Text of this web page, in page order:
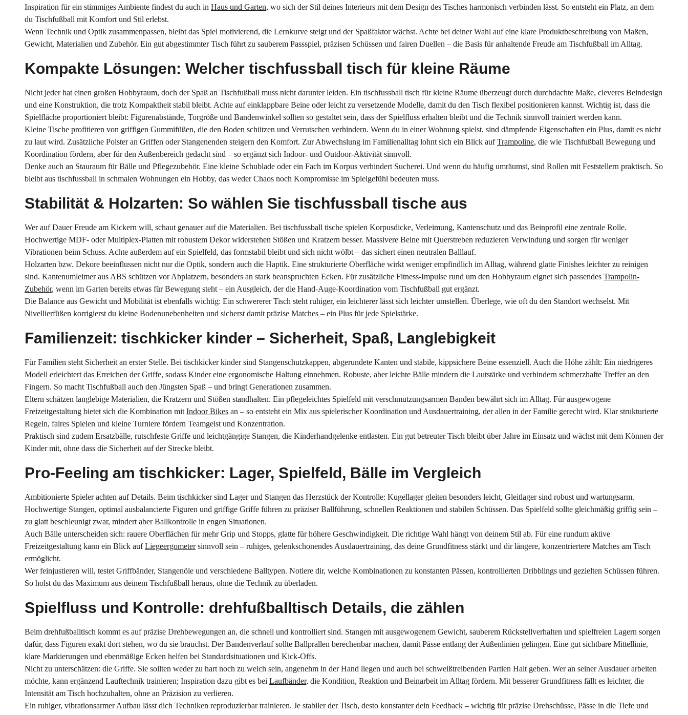
Inspiration für ein stimmiges Ambiente findest du auch in Haus und Garten, wo sich der Stil deines Interieurs mit dem Design des Tisches harmonisch verbinden lässt. So entsteht ein Platz, an dem
du Tischfußball mit Komfort und Stil erlebst.
Wenn Technik und Optik zusammenpassen, bleibt das Spiel motivierend, die Lernkurve steigt und der Spaßfaktor wächst. Achte bei deiner Wahl auf eine klare Produktbeschreibung von Maßen,
Gewicht, Materialien und Zubehör. Ein gut abgestimmter Tisch führt zu sauberem Passspiel, präzisen Schüssen und fairen Duellen – die Basis für anhaltende Freude am Tischfußball im Alltag.
Kompakte Lösungen: Welcher tischfussball tisch für kleine Räume
Nicht jeder hat einen großen Hobbyraum, doch der Spaß an Tischfußball muss nicht darunter leiden. Ein tischfussball tisch für kleine Räume überzeugt durch durchdachte Maße, cleveres Beindesign
und eine Konstruktion, die trotz Kompaktheit stabil bleibt. Achte auf einklappbare Beine oder leicht zu versetzende Modelle, damit du den Tisch flexibel positionieren kannst. Wichtig ist, dass die
Spielfläche proportioniert bleibt: Figurenabstände, Torgröße und Bandenwinkel sollten so gestaltet sein, dass der Spielfluss erhalten bleibt und die Technik sinnvoll trainiert werden kann.
Kleine Tische profitieren von griffigen Gummifüßen, die den Boden schützen und Verrutschen verhindern. Wenn du in einer Wohnung spielst, sind dämpfende Eigenschaften ein Plus, damit es nicht
zu laut wird. Zusätzliche Polster an Griffen oder Stangenenden steigern den Komfort. Zur Abwechslung im Familienalltag lohnt sich ein Blick aufTrampoline, die wie Tischfußball Bewegung und
Koordination fördern, aber für den Außenbereich gedacht sind – so ergänzt sich Indoor- und Outdoor-Aktivität sinnvoll.
Denke auch an Stauraum für Bälle und Pflegezubehör. Eine kleine Schublade oder ein Fach im Korpus verhindert Sucherei. Und wenn du häufig umräumst, sind Rollen mit Feststellern praktisch. So
bleibt aus tischfussball in schmalen Wohnungen ein Hobby, das weder Chaos noch Kompromisse im Spielgefühl bedeuten muss.
Stabilität & Holzarten: So wählen Sie tischfussball tische aus
Wer auf Dauer Freude am Kickern will, schaut genauer auf die Materialien. Bei tischfussball tische spielen Korpusdicke, Verleimung, Kantenschutz und das Beinprofil eine zentrale Rolle.
Hochwertige MDF- oder Multiplex-Platten mit robustem Dekor widerstehen Stößen und Kratzern besser. Massivere Beine mit Querstreben reduzieren Verwindung und sorgen für weniger
Vibrationen beim Schuss. Achte außerdem auf ein Spielfeld, das formstabil bleibt und sich nicht wölbt – das sichert einen neutralen Balllauf.
Holzarten bzw. Dekore beeinflussen nicht nur die Optik, sondern auch die Haptik. Eine strukturierte Oberfläche wirkt weniger empfindlich im Alltag, während glatte Finishes leichter zu reinigen
sind. Kantenumleimer aus ABS schützen vor Abplatzern, besonders an stark beanspruchten Ecken. Für zusätzliche Fitness-Impulse rund um den Hobbyraum eignet sich passendes Trampolin-
Zubehör, wenn im Garten bereits etwas für Bewegung steht – ein Ausgleich, der die Hand-Auge-Koordination vom Tischfußball gut ergänzt.
Die Balance aus Gewicht und Mobilität ist ebenfalls wichtig: Ein schwererer Tisch steht ruhiger, ein leichterer lässt sich leichter umstellen. Überlege, wie oft du den Standort wechselst. Mit
Nivellierfüßen korrigierst du kleine Bodenunebenheiten und sicherst damit präzise Matches – ein Plus für jede Spielstärke.
Familienzeit: tischkicker kinder – Sicherheit, Spaß, Langlebigkeit
Für Familien steht Sicherheit an erster Stelle. Bei tischkicker kinder sind Stangenschutzkappen, abgerundete Kanten und stabile, kippsichere Beine essenziell. Auch die Höhe zählt: Ein niedrigeres
Modell erleichtert das Erreichen der Griffe, sodass Kinder eine ergonomische Haltung einnehmen. Robuste, aber leichte Bälle mindern die Lautstärke und verhindern schmerzhafte Treffer an den
Fingern. So macht Tischfußball auch den Jüngsten Spaß – und bringt Generationen zusammen.
Eltern schätzen langlebige Materialien, die Kratzern und Stößen standhalten. Ein pflegeleichtes Spielfeld mit verschmutzungsarmen Banden bewährt sich im Alltag. Für ausgewogene
Freizeitgestaltung bietet sich die Kombination mit Indoor Bikes an – so entsteht ein Mix aus spielerischer Koordination und Ausdauertraining, der allen in der Familie gerecht wird. Klar strukturierte
Regeln, faires Spielen und kleine Turniere fördern Teamgeist und Konzentration.
Praktisch sind zudem Ersatzbälle, rutschfeste Griffe und leichtgängige Stangen, die Kinderhandgelenke entlasten. Ein gut betreuter Tisch bleibt über Jahre im Einsatz und wächst mit dem Können der
Kinder mit, ohne dass die Sicherheit auf der Strecke bleibt.
Pro-Feeling am tischkicker: Lager, Spielfeld, Bälle im Vergleich
Ambitionierte Spieler achten auf Details. Beim tischkicker sind Lager und Stangen das Herzstück der Kontrolle: Kugellager gleiten besonders leicht, Gleitlager sind robust und wartungsarm.
Hochwertige Stangen, optimal ausbalancierte Figuren und griffige Griffe führen zu präziser Ballführung, schnellen Reaktionen und stabilen Schüssen. Das Spielfeld sollte gleichmäßig griffig sein –
zu glatt beschleunigt zwar, mindert aber Ballkontrolle in engen Situationen.
Auch Bälle unterscheiden sich: rauere Oberflächen für mehr Grip und Stopps, glatte für höhere Geschwindigkeit. Die richtige Wahl hängt von deinem Stil ab. Für eine rundum aktive
Freizeitgestaltung kann ein Blick aufLiegeergometersinnvoll sein – ruhiges, gelenkschonendes Ausdauertraining, das deine Grundfitness stärkt und dir längere, konzentriertere Matches am Tisch
ermöglicht.
Wer feinjustieren will, testet Griffbänder, Stangenöle und verschiedene Balltypen. Notiere dir, welche Kombinationen zu konstanten Pässen, kontrollierten Dribblings und gezielten Schüssen führen.
So holst du das Maximum aus deinem Tischfußball heraus, ohne die Technik zu überladen.
Spielfluss und Kontrolle: drehfußballtisch Details, die zählen
Beim drehfußballtisch kommt es auf präzise Drehbewegungen an, die schnell und kontrolliert sind. Stangen mit ausgewogenem Gewicht, sauberem Rückstellverhalten und spielfreien Lagern sorgen
dafür, dass Figuren exakt dort stehen, wo du sie brauchst. Der Bandenverlauf sollte Ballprallen berechenbar machen, damit Pässe entlang der Außenlinien gelingen. Eine gut sichtbare Mittellinie,
klare Markierungen und ebenmäßige Ecken helfen bei Standardsituationen und Kick-Offs.
Nicht zu unterschätzen: die Griffe. Sie sollten weder zu hart noch zu weich sein, angenehm in der Hand liegen und auch bei schweißtreibenden Partien Halt geben. Wer an seiner Ausdauer arbeiten
möchte, kann ergänzend Lauftechnik trainieren; Inspiration dazu gibt es bei Laufbänder, die Kondition, Reaktion und Beinarbeit im Alltag fördern. Mit besserer Grundfitness fällt es leichter, die
Intensität am Tisch hochzuhalten, ohne an Präzision zu verlieren.
Ein ruhiger, vibrationsarmer Aufbau lässt dich Techniken reproduzierbar trainieren. Je stabiler der Tisch, desto konstanter dein Feedback – wichtig für präzise Drehschüsse, Pässe in die Tiefe und